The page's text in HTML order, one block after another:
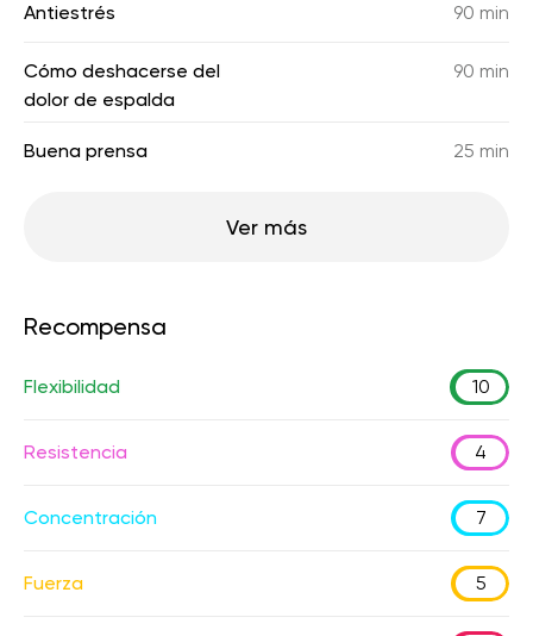
Antiestrés 90 min
Cómo deshacerse del
dolor de espalda
90 min
Buena prensa 25 min
Ver más
Recompensa
Flexibilidad 10
Resistencia 4
Concentración 7
Fuerza 5